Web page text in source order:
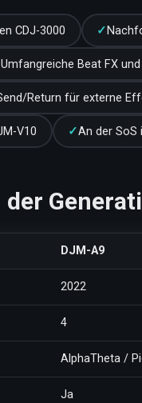
CDJ-3000
Umfangreiche Beat FX
Return für externe
V10 An der SoS
DJM-A9
2022
4
AlphaTheta /
Ja